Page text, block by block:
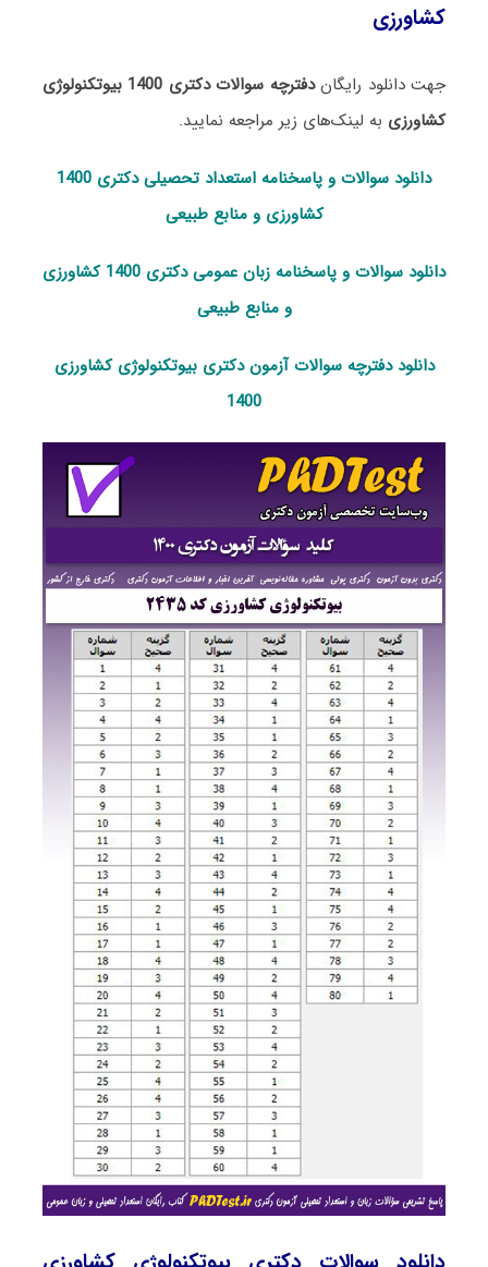
کشاورزی
جهت دانلود رایگان
دفترچه سوالات دکتری 1400 بیوتکنولوژی
کشاورزی به لینک‌های زیر مراجعه نمایید.
دانلود سوالات و پاسخنامه استعداد تحصیلی دکتری 1400
کشاورزی و منابع طبیعی
دانلود سوالات و پاسخنامه زبان عمومی دکتری 1400 کشاورزی
و منابع طبیعی
دانلود دفترچه سوالات آزمون دکتری بیوتکنولوژی کشاورزی
1400